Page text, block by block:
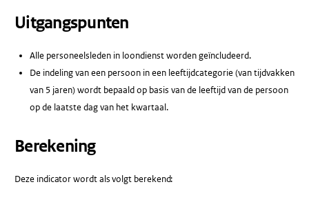
Uitgangspunten
Alle personeelsleden in loondienst worden geïncludeerd.
De indeling van een persoon in een leeftijdcategorie (van tijdvakken
van 5 jaren) wordt bepaald op basis van de leeftijd van de persoon
op de laatste dag van het kwartaal.
Berekening
Deze indicator wordt als volgt berekend: